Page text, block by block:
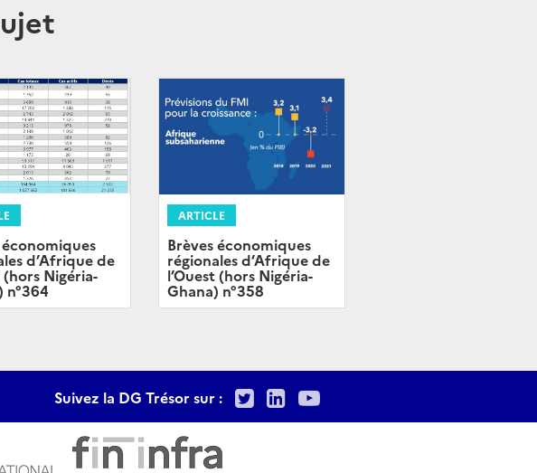
économiques
d’Afrique de
(hors Nigéria-
n°364
ARTICLE
Brèves économiques
régionales d’Afrique de
l’Ouest (hors Nigéria-
Ghana) n°358
Suivez la DG Trésor sur : TwitterLinkedIn
Youtube